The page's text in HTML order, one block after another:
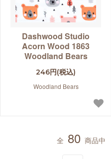
Dashwood Studio
Acorn Wood 1863
Woodland Bears
246円(税込)
Woodland Bears
全 80 商品中